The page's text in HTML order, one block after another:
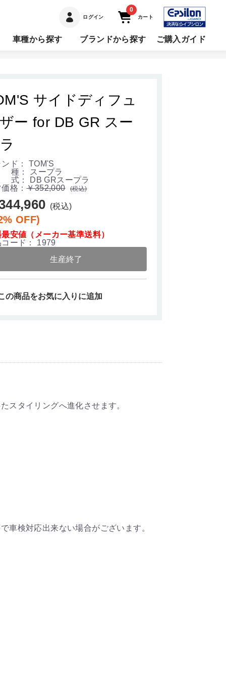
ログイン
0
カート
車種から探す ブランドから探す ご購入ガイド
サイドディフュ
ー for DB GR スー
ンド： TOM'S
： スープラ
： DB GRスープラ
格：￥352,000 (税込)
(税込)
OFF)
安値（メーカー基準送料）
ード： 1979
生産終了
の商品をお気に入りに追加
スタイリングへ進化させます。
車検対応出来ない場合がございます。